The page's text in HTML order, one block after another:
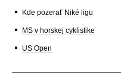
Kde pozerať Niké ligu
MS v horskej cyklistike
US Open